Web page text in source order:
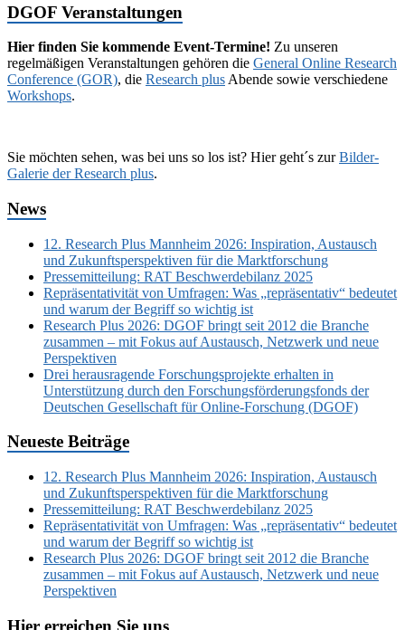
DGOF Veranstaltungen
Hier finden Sie kommende Event-Termine! Zu unseren
regelmäßigen Veranstaltungen gehören die General Online Research
Conference (GOR), die Research plus Abende sowie verschiedene
Workshops.
Sie möchten sehen, was bei uns so los ist? Hier geht´s zurBilder-
Galerie der Research plus.
News
12. Research Plus Mannheim 2026: Inspiration, Austausch
und Zukunftsperspektiven für die Marktforschung
Pressemitteilung: RAT Beschwerdebilanz 2025
Repräsentativität von Umfragen: Was „repräsentativ“ bedeutet
und warum der Begriff so wichtig ist
Research Plus 2026: DGOF bringt seit 2012 die Branche
zusammen – mit Fokus auf Austausch, Netzwerk und neue
Perspektiven
Drei herausragende Forschungsprojekte erhalten in
Unterstützung durch den Forschungsförderungsfonds der
Deutschen Gesellschaft für Online-Forschung (DGOF)
Neueste Beiträge
12. Research Plus Mannheim 2026: Inspiration, Austausch
und Zukunftsperspektiven für die Marktforschung
Pressemitteilung: RAT Beschwerdebilanz 2025
Repräsentativität von Umfragen: Was „repräsentativ“ bedeutet
und warum der Begriff so wichtig ist
Research Plus 2026: DGOF bringt seit 2012 die Branche
zusammen – mit Fokus auf Austausch, Netzwerk und neue
Perspektiven
Hier erreichen Sie uns